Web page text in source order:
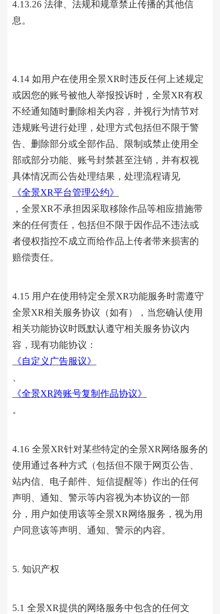
4.13.26 法律、法规和规章禁止传播的其他信
息。
4.14 如用户在使用全景XR时违反任何上述规定
或因您的账号被他人举报投诉时，全景XR有权
不经通知随时删除相关内容，并视行为情节对
违规账号进行处理，处理方式包括但不限于警
告、删除部分或全部作品、限制或禁止使用全
部或部分功能、账号封禁甚至注销，并有权视
具体情况而公告处理结果，处理流程请见
《全景XR平台管理公约》
， 全景XR不承担因采取移除作品等相应措施带
来的任何责任，包括但不限于因作品不违法或
者侵权指控不成立而给作品上传者带来损害的
赔偿责任。
4.15 用户在使用特定全景XR功能服务时需遵守
全景XR相关服务协议（如有），当您确认使用
相关功能协议时既默认遵守相关服务协议内
容，现有功能协议：
《自定义广告服议》
、
《全景XR跨账号复制作品协议》
。
4.16 全景XR针对某些特定的全景XR网络服务的
使用通过各种方式（包括但不限于网页公告、
站内信、电子邮件、短信提醒等）作出的任何
声明、通知、警示等内容视为本协议的一部
分，用户如使用该等全景XR网络服务，视为用
户同意该等声明、通知、警示的内容。
5. 知识产权
5.1 全景XR提供的网络服务中包含的任何文